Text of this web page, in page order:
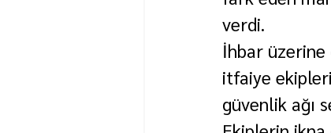
verdi.
İhbar
itfaiye
güvenlik ağı